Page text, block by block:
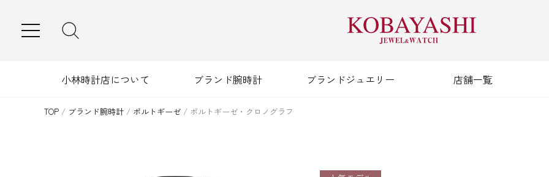
小林時計店について ブランド腕時計 ブランドジュエリー 店舗一覧
TOP / ブランド腕時計 / ポルトギーゼ / ポルトギーゼ・クロノグラフ